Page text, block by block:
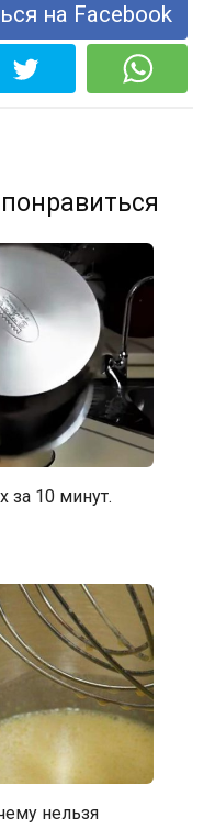
на Facebook
за 10 минут.
нельзя